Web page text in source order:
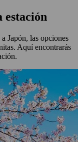
estación
Japón, las opciones
Aquí encontrarás